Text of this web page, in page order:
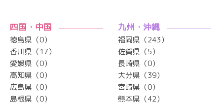
四国・中国
徳島県（0）
香川県（17）
愛媛県（0）
高知県（0）
広島県（0）
島根県（0）
九州・沖縄
福岡県（243）
佐賀県（5）
長崎県（0）
大分県（39）
宮崎県（0）
熊本県（42）